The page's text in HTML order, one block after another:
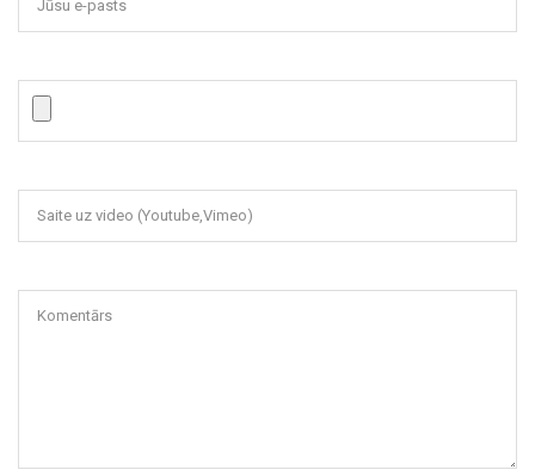
Jūsu e-pasts
Saite uz video (Youtube,Vimeo)
Komentārs